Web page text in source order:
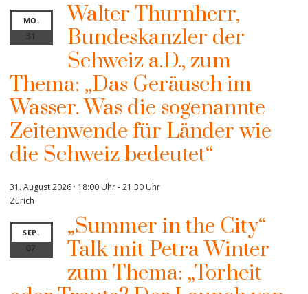
MO.
31
Walter Thurnherr,
Bundeskanzler der
Schweiz a.D., zum
Thema: „Das Geräusch im
Wasser. Was die sogenannte
Zeitenwende für Länder wie
die Schweiz bedeutet“
31. August 2026 · 18:00 Uhr-21:30 Uhr
Zürich
SEP.
07
„Summer in the City“
Talk mit Petra Winter
zum Thema: „Torheit